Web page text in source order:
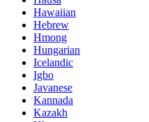
Hawaiian
Hebrew
Hmong
Hungarian
Icelandic
Igbo
Javanese
Kannada
Kazakh